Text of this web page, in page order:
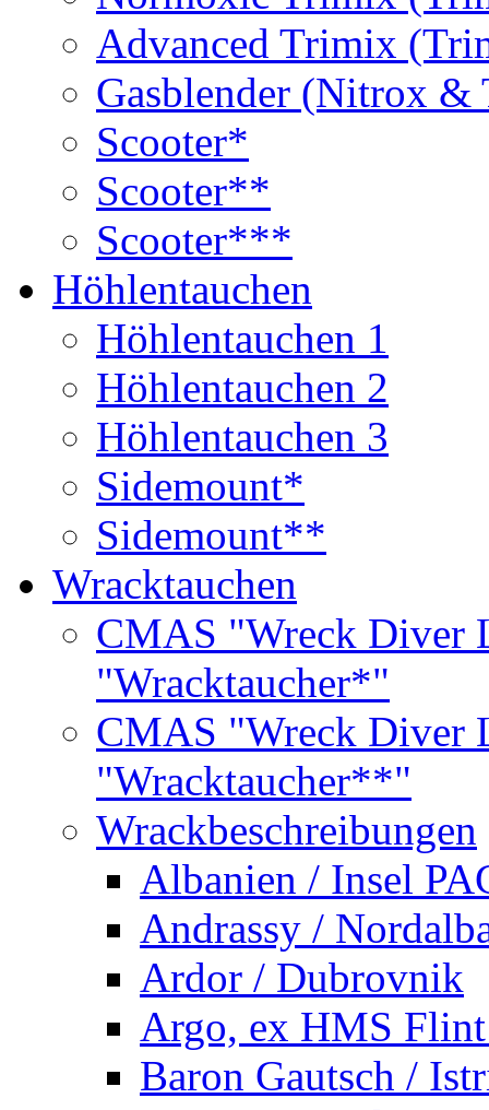
Advanced Trimix
Gasblender (Nitrox
Scooter*
Scooter**
Scooter***
Höhlentauchen
Höhlentauchen 1
Höhlentauchen 2
Höhlentauchen 3
Sidemount*
Sidemount**
Wracktauchen
CMAS "Wreck Diver
"Wracktaucher*"
CMAS "Wreck Diver
"Wracktaucher**"
Wrackbeschreibungen
Albanien / Insel
Andrassy /
Ardor / Dubrovnik
Argo, ex HMS
Baron Gautsch /